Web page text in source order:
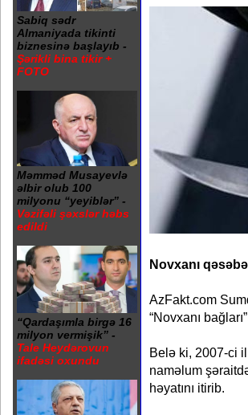
Sabiq sədr
Almaniyada tikinti
biznesinə başlayıb -
Şərikli bina tikir +
FOTO
Məmməd Musayevlə
əlbir olub 100
milyonu “yeyiblər” -
Vəzifəli şəxslər həbs
edildi
“Qardaşımla birgə 16
milyon vermişik” -
Tale Heydərovun
ifadəsi oxundu
Novxanı
AzFakt.com
“Novxanı
Belə ki, 2007-ci
naməlum
həyatını itirib.